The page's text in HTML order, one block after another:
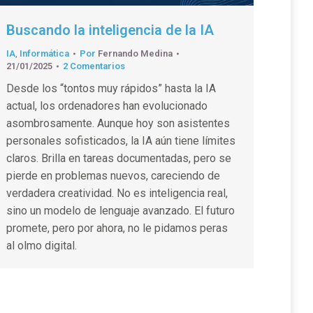
Buscando la inteligencia de la IA
IA, Informática Por Fernando Medina
21/01/2025
2 Comentarios
Desde los “tontos muy rápidos” hasta la IA
actual, los ordenadores han evolucionado
asombrosamente. Aunque hoy son asistentes
personales sofisticados, la IA aún tiene límites
claros. Brilla en tareas documentadas, pero se
pierde en problemas nuevos, careciendo de
verdadera creatividad. No es inteligencia real,
sino un modelo de lenguaje avanzado. El futuro
promete, pero por ahora, no le pidamos peras
al olmo digital.